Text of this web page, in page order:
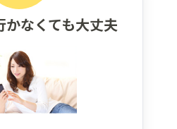
かなくても大丈夫